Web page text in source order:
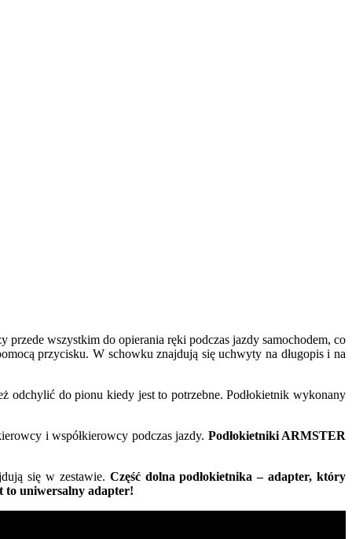
przede wszystkim do opierania ręki podczas jazdy samochodem, co
przycisku. W schowku znajdują się uchwyty na długopis i na
odchylić do pionu kiedy jest to potrzebne. Podłokietnik wykonany
i współkierowcy podczas jazdy. Podłokietniki ARMSTER
się w zestawie. Część dolna podłokietnika – adapter, który
to uniwersalny adapter!